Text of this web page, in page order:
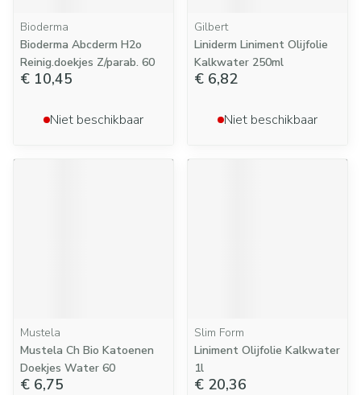
Bioderma
Bioderma Abcderm H2o
Reinig.doekjes Z/parab. 60
€ 10,45
Niet beschikbaar
Gilbert
Liniderm Liniment Olijfolie
Kalkwater 250ml
€ 6,82
Niet beschikbaar
Mustela
Mustela Ch Bio Katoenen
Doekjes Water 60
€ 6,75
Slim Form
Liniment Olijfolie Kalkwater
1l
€ 20,36